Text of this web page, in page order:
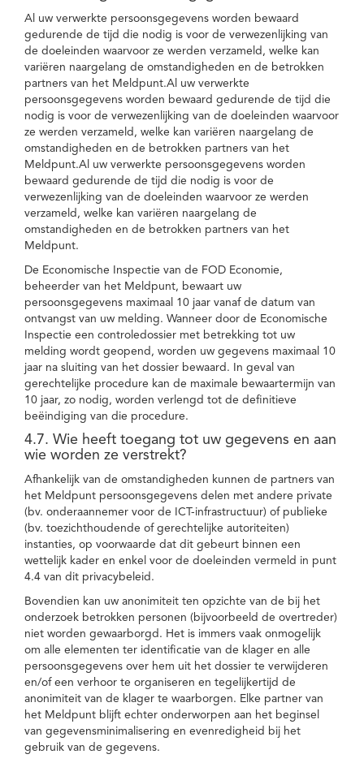
Al uw verwerkte persoonsgegevens worden bewaard
gedurende de tijd die nodig is voor de verwezenlijking van
de doeleinden waarvoor ze werden verzameld, welke kan
variëren naargelang de omstandigheden en de betrokken
partners van het Meldpunt.Al uw verwerkte
persoonsgegevens worden bewaard gedurende de tijd die
nodig is voor de verwezenlijking van de doeleinden waarvoor
ze werden verzameld, welke kan variëren naargelang de
omstandigheden en de betrokken partners van het
Meldpunt.Al uw verwerkte persoonsgegevens worden
bewaard gedurende de tijd die nodig is voor de
verwezenlijking van de doeleinden waarvoor ze werden
verzameld, welke kan variëren naargelang de
omstandigheden en de betrokken partners van het
Meldpunt.
De Economische Inspectie van de FOD Economie,
beheerder van het Meldpunt, bewaart uw
persoonsgegevens maximaal 10 jaar vanaf de datum van
ontvangst van uw melding. Wanneer door de Economische
Inspectie een controledossier met betrekking tot uw
melding wordt geopend, worden uw gegevens maximaal 10
jaar na sluiting van het dossier bewaard. In geval van
gerechtelijke procedure kan de maximale bewaartermijn van
10 jaar, zo nodig, worden verlengd tot de definitieve
beëindiging van die procedure.
4.7. Wie heeft toegang tot uw gegevens en aan
wie worden ze verstrekt?
Afhankelijk van de omstandigheden kunnen de partners van
het Meldpunt persoonsgegevens delen met andere private
(bv. onderaannemer voor de ICT-infrastructuur) of publieke
(bv. toezichthoudende of gerechtelijke autoriteiten)
instanties, op voorwaarde dat dit gebeurt binnen een
wettelijk kader en enkel voor de doeleinden vermeld in punt
4.4 van dit privacybeleid.
Bovendien kan uw anonimiteit ten opzichte van de bij het
onderzoek betrokken personen (bijvoorbeeld de overtreder)
niet worden gewaarborgd. Het is immers vaak onmogelijk
om alle elementen ter identificatie van de klager en alle
persoonsgegevens over hem uit het dossier te verwijderen
en/of een verhoor te organiseren en tegelijkertijd de
anonimiteit van de klager te waarborgen. Elke partner van
het Meldpunt blijft echter onderworpen aan het beginsel
van gegevensminimalisering en evenredigheid bij het
gebruik van de gegevens.